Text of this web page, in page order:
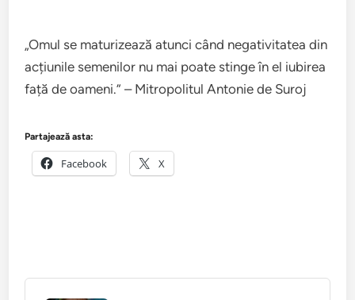
„Omul se maturizează atunci când negativitatea din
acțiunile semenilor nu mai poate stinge în el iubirea
față de oameni.” – Mitropolitul Antonie de Suroj
Partajează asta:
Facebook X